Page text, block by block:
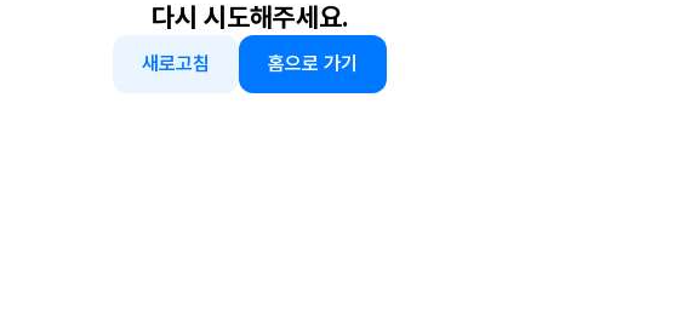
다시 시도해주세요.
새로고침 홈으로 가기